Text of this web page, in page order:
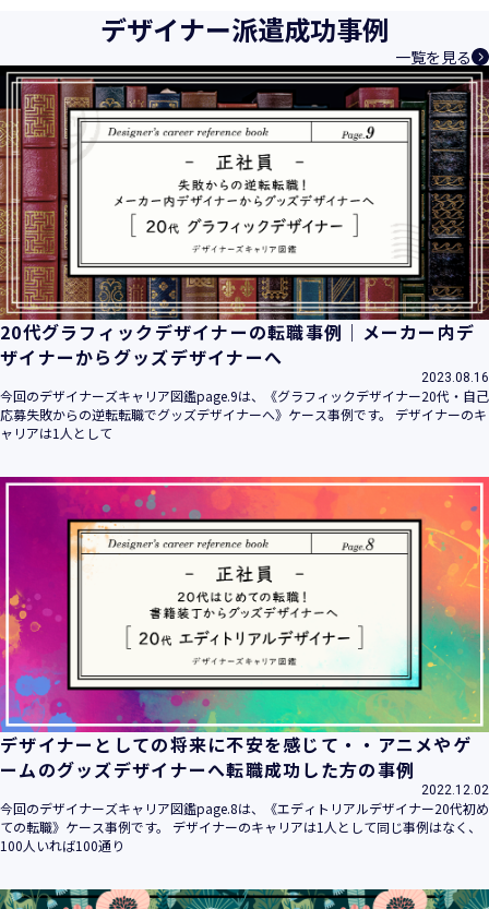
デザイナー派遣成功事例
一覧を見る
20代グラフィックデザイナーの転職事例｜メーカー内デ
ザイナーからグッズデザイナーへ
2023.08.16
今回のデザイナーズキャリア図鑑page.9は、《グラフィックデザイナー20代・自己
応募失敗からの逆転転職でグッズデザイナーへ》ケース事例です。 デザイナーのキ
ャリアは1人として
デザイナーとしての将来に不安を感じて・・アニメやゲ
ームのグッズデザイナーへ転職成功した方の事例
2022.12.02
今回のデザイナーズキャリア図鑑page.8は、《エディトリアルデザイナー20代初め
ての転職》ケース事例です。 デザイナーのキャリアは1人として同じ事例はなく、
100人いれば100通り